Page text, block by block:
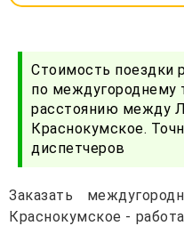
Стоимость поездки
по междугороднему
расстоянию между
Краснокумское.
диспетчеров
Заказать
Краснокумское -